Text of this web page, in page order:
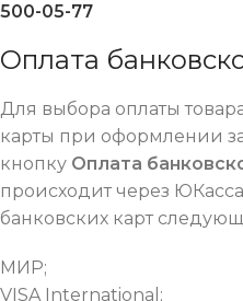
500-05-77
Оплата
Для выбора оплаты
карты при оформлении
кнопку Оплата
происходит через
банковских карт
МИР;
VISA International;